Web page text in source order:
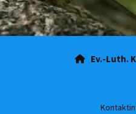
Ev.-Luth.